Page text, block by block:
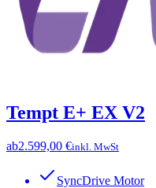
Tempt E+ EX V2
ab2.599,00 €inkl. MwSt
SyncDrive Motor